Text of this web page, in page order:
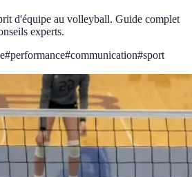
d'équipe au volleyball. Guide complet
experts.
#performance#communication#sport